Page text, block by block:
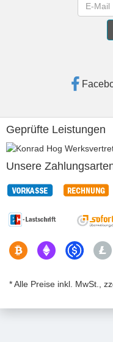
Geprüfte Leistungen
Unsere
* Alle Preise inkl. MwSt.,